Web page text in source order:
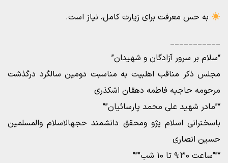
به حس معرفت برای زیارت کامل، نیاز است.
___________
“سلام بر سرور آزادگان و شهیدان”
مجلس ذکر مناقب اهلبیت به مناسبت دومین سالگرد درگذشت
مرحومه حاجیه فاطمه دهقان اشکذری
“”مادر شهید علی محمد پارسائیان””
باسخنرانی اسلام پژو ومحقق دانشمند حجهالاسلام والمسلمین
حسین انصاری
“””ساعت ۹:۳۰ تا ۱۰ شب”””